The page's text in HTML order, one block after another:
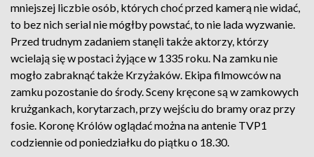
mniejszej liczbie osób, których choć przed kamerą nie widać,
to bez nich serial nie mógłby powstać, to nie lada wyzwanie.
Przed trudnym zadaniem stanęli także aktorzy, którzy
wcielają się w postaci żyjące w 1335 roku. Na zamku nie
mogło zabraknąć także Krzyżaków. Ekipa filmowców na
zamku pozostanie do środy. Sceny kręcone są w zamkowych
krużgankach, korytarzach, przy wejściu do bramy oraz przy
fosie. Koronę Królów oglądać można na antenie TVP1
codziennie od poniedziałku do piątku o 18.30.